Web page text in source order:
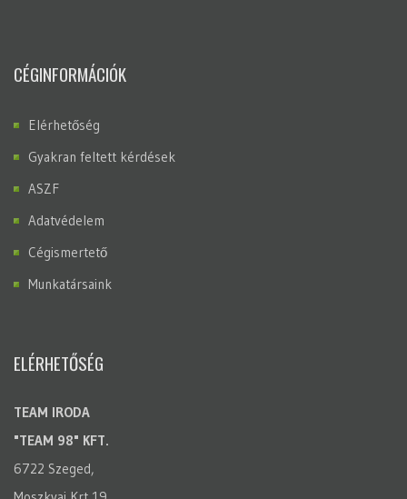
CÉGINFORMÁCIÓK
Elérhetőség
Gyakran feltett kérdések
ASZF
Adatvédelem
Cégismertető
Munkatársaink
ELÉRHETŐSÉG
TEAM IRODA
"TEAM 98" KFT.
6722 Szeged,